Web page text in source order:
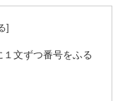
文ずつ番号をふる